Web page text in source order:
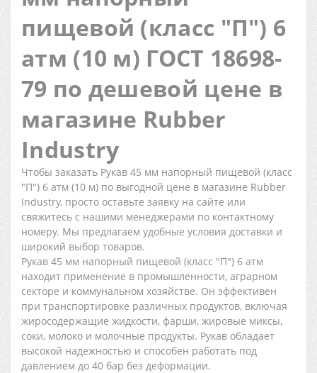
пищевой (класс "П") 6
атм (10 м) ГОСТ 18698-
79 по дешевой цене в
магазине Rubber
Industry
Чтобы заказать Рукав 45 мм напорный пищевой (класс
"П") 6 атм (10 м) по выгодной цене в магазине Rubber
Industry, просто оставьте заявку на сайте или
свяжитесь с нашими менеджерами по контактному
номеру. Мы предлагаем удобные условия доставки и
широкий выбор товаров.
Рукав 45 мм напорный пищевой (класс "П") 6 атм
находит применение в промышленности, аграрном
секторе и коммунальном хозяйстве. Он эффективен
при транспортировке различных продуктов, включая
жиросодержащие жидкости, фарши, жировые миксы,
соки, молоко и молочные продукты. Рукав обладает
высокой надежностью и способен работать под
давлением до 40 бар без деформации.